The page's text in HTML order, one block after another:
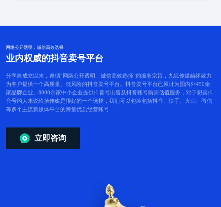
标签
pagelist
报错：只
适用在标
网络公开透明，诚信高效选择
业内权威的抖音卖号平台
分享自成立以来，遵循“网络公开透明，诚信高效选择”的服务宗旨，九狐传媒始终致力
为客户提供一个高质量、低风险的抖音卖号平台。抖音卖号平台已累计为国内外450余
家品牌企业、8000余家中小企业提供抖音号出售及抖音账号购买估值服务，对于想卖抖
音号的人来说玖拾传媒是很好的一个选择，我们可以包装包括抖音、快手、火山、微信
等多个主流新媒体平台的海量优质经营账号......
立即咨询